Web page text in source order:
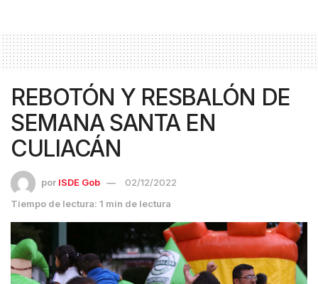
REBOTÓN Y RESBALÓN DE
SEMANA SANTA EN
CULIACÁN
por ISDE Gob
02/12/2022
Tiempo de lectura: 1 min de lectura